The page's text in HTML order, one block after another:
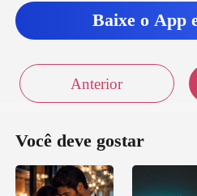
Baixe o App
Anterior
Você deve gostar